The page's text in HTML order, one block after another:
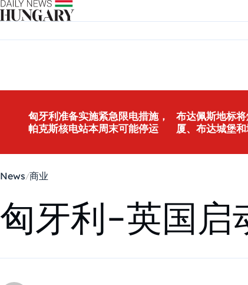
Skip to content
匈牙利准备实施紧急限电措施，
帕克斯核电站本周末可能停运
布达佩斯地标
厦、布达城堡
News 商业
匈牙利-英国启